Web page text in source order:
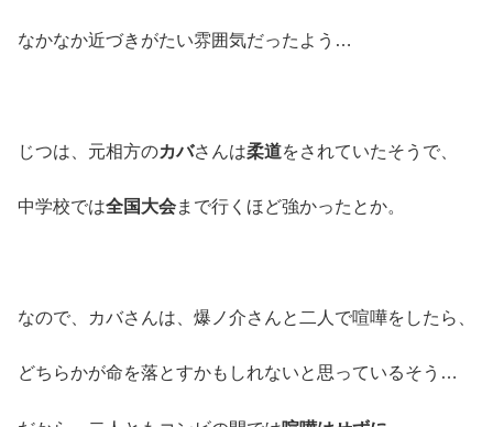
なかなか近づきがたい雰囲気だったよう…
じつは、元相方のカバさんは柔道をされていたそうで、
中学校では全国大会まで行くほど強かったとか。
なので、カバさんは、爆ノ介さんと二人で喧嘩をしたら、
どちらかが命を落とすかもしれないと思っているそう…